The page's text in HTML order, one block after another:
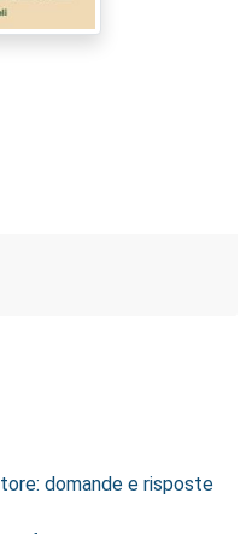
domande e risposte